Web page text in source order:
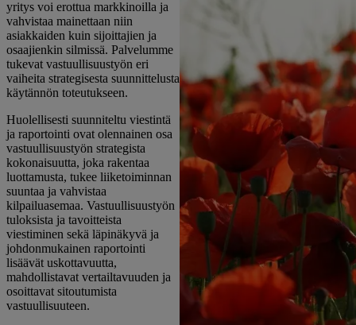
yritys voi erottua markkinoilla ja
vahvistaa mainettaan niin
asiakkaiden kuin sijoittajien ja
osaajienkin silmissä. Palvelumme
tukevat vastuullisuustyön eri
vaiheita strategisesta suunnittelusta
käytännön toteutukseen.
Huolellisesti suunniteltu viestintä
ja raportointi ovat olennainen osa
vastuullisuustyön strategista
kokonaisuutta, joka rakentaa
luottamusta, tukee liiketoiminnan
suuntaa ja vahvistaa
kilpailuasemaa. Vastuullisuustyön
tuloksista ja tavoitteista
viestiminen sekä läpinäkyvä ja
johdonmukainen raportointi
lisäävät uskottavuutta,
mahdollistavat vertailtavuuden ja
osoittavat sitoutumista
vastuullisuuteen.